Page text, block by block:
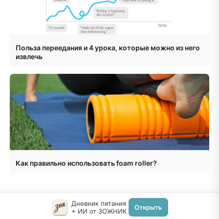
Польза переедания и 4 урока, которые можно из него
извлечь
Как правильно использовать foam roller?
Дневник питания
+ ИИ от ЗОЖНИК
Открыть